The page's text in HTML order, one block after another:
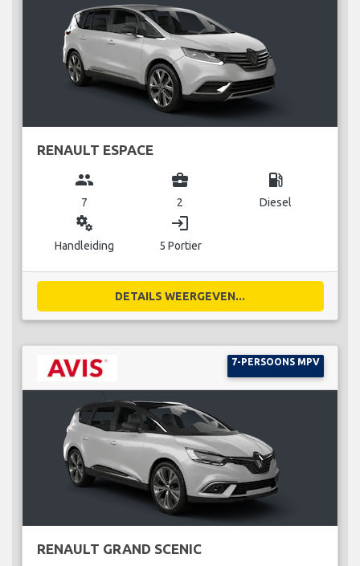
RENAULT ESPACE
group
7
business_center
2
local_gas_station
Diesel
miscellaneous_services
Handleiding
login
5 Portier
DETAILS WEERGEVEN...
7-PERSOONS MPV
RENAULT GRAND SCENIC